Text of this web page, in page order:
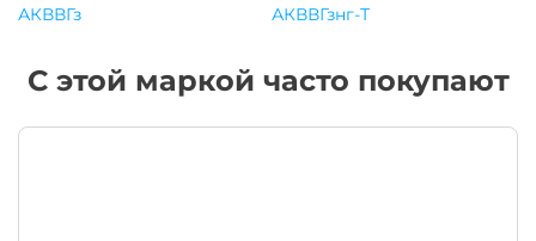
АКВВГз
АКВВГзнг-Т
С этой маркой часто покупают